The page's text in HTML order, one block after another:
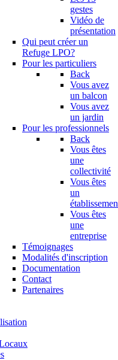
gestes
Vidéo de
présentation
Qui peut créer un
Refuge LPO?
Pour les particuliers
Back
Vous avez
un balcon
Vous avez
un jardin
Pour les professionnels
Back
Vous êtes
une
collectivité
Vous êtes
un
Vous êtes
une
entreprise
Témoignages
Modalités d'inscription
Documentation
Contact
Partenaires